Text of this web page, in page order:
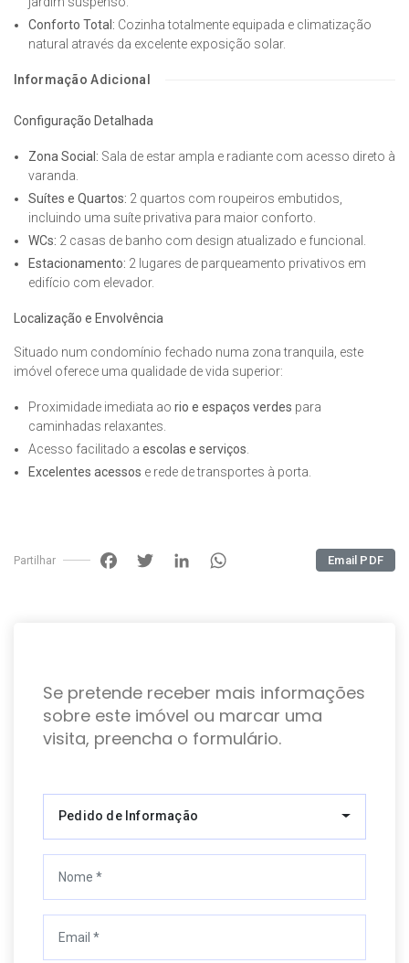
Conforto Total: Cozinha totalmente equipada e climatização
natural através da excelente exposição solar.
Informação Adicional
Configuração Detalhada
Zona Social: Sala de estar ampla e radiante com acesso direto à
varanda.
Suítes e Quartos: 2 quartos com roupeiros embutidos,
incluindo uma suíte privativa para maior conforto.
WCs: 2 casas de banho com design atualizado e funcional.
Estacionamento: 2 lugares de parqueamento privativos em
edifício com elevador.
Localização e Envolvência
Situado num condomínio fechado numa zona tranquila, este
imóvel oferece uma qualidade de vida superior:
Proximidade imediata ao rio e espaços verdes para
caminhadas relaxantes.
Acesso facilitado a escolas e serviços
Excelentes acessos e rede de transportes à porta.
PartilharFacebook
Twitter
LinkedIn
WhatsApp Email PDF
Se pretende receber mais informações
sobre este imóvel ou marcar uma
visita, preencha o formulário.
Pedido de Informação